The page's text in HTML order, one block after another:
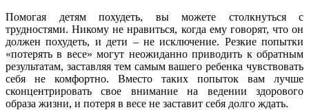
Помогая детям похудеть, вы можете столкнуться с
трудностями. Никому не нравиться, когда ему говорят, что он
должен похудеть, и дети – не исключение. Резкие попытки
«потерять в весе» могут неожиданно приводить к обратным
результатам, заставляя тем самым вашего ребенка чувствовать
себя не комфортно. Вместо таких попыток вам лучше
сконцентрировать свое внимание на ведении здорового
образа жизни, и потеря в весе не заставит себя долго ждать.